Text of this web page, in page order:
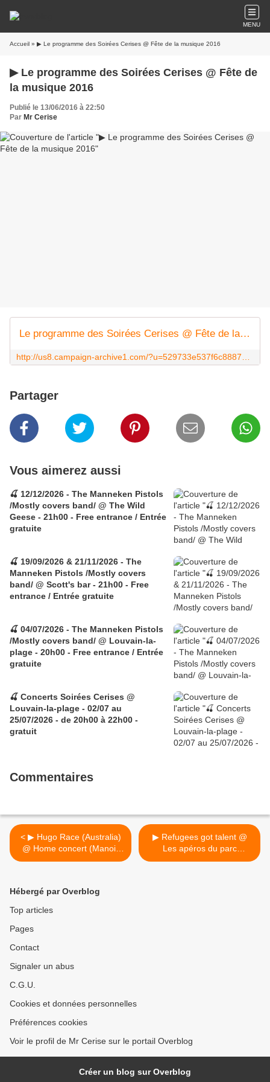
MENU
Accueil » ▶ Le programme des Soirées Cerises @ Fête de la musique 2016
▶ Le programme des Soirées Cerises @ Fête de
la musique 2016
Publié le 13/06/2016 à 22:50
Par Mr Cerise
Le programme des Soirées Cerises @ Fête de la musique 2016
Partager
Vous aimerez aussi
🍒 12/12/2026 - The Manneken Pistols
/Mostly covers band/ @ The Wild
Geese - 21h00 - Free entrance / Entrée
gratuite
🍒 19/09/2026 & 21/11/2026 - The
Manneken Pistols /Mostly covers
band/ @ Scott's bar - 21h00 - Free
entrance / Entrée gratuite
🍒 04/07/2026 - The Manneken Pistols
/Mostly covers band/ @ Louvain-la-
plage - 20h00 - Free entrance / Entrée
gratuite
🍒 Concerts Soirées Cerises @
Louvain-la-plage - 02/07 au
25/07/2026 - de 20h00 à 22h00 -
gratuit
Commentaires
< ▶ Hugo Race (Australia)
@ Home concert (Manoir
du Solbosch) - 10/06/2016
▶ Refugees got talent @
Les apéros du parc
Josaphat - 24/06/2016 -
Hébergé par Overblog
Top articles
Pages
Contact
Signaler un abus
C.G.U.
Cookies et données personnelles
Préférences cookies
Voir le profil de Mr Cerise sur le portail Overblog
Créer un blog sur Overblog